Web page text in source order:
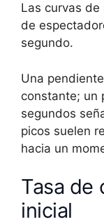
Las curvas
de
segundo.
Una
constante; un
segundos
picos suelen
hacia un
Tasa de
inicial